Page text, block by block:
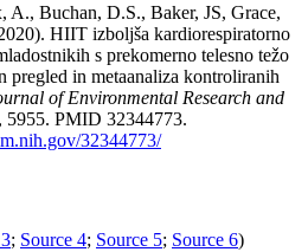
A., Buchan, D.S., Baker, JS, Grace,
HIIT izboljša kardiorespiratorno
s prekomerno telesno težo
pregled in metaanaliza kontroliranih
of Environmental Research and
5955. PMID 32344773.
32344773/
; Source 4; Source 5; Source 6)